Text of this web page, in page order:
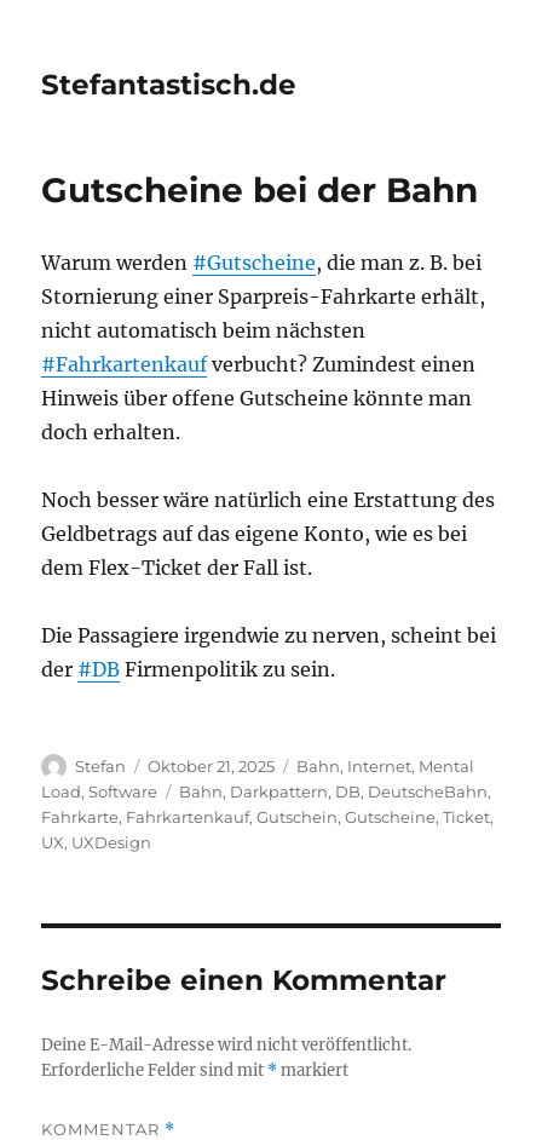
Stefantastisch.de
Gutscheine bei der Bahn
Warum werden #Gutscheine, die man z. B. bei
Stornierung einer Sparpreis-Fahrkarte erhält,
nicht automatisch beim nächsten
#Fahrkartenkaufverbucht? Zumindest einen
Hinweis über offene Gutscheine könnte man
doch erhalten.
Noch besser wäre natürlich eine Erstattung des
Geldbetrags auf das eigene Konto, wie es bei
dem Flex-Ticket der Fall ist.
Die Passagiere irgendwie zu nerven, scheint bei
der #DB Firmenpolitik zu sein.
Autor
Stefan
Veröffentlicht
am
Oktober 21, 2025 Kategorien
Bahn, Internet, Mental
Load,Software Schlagwörter
Bahn, Darkpattern, DB, DeutscheBahn,
Fahrkarte, Fahrkartenkauf,Gutschein,Gutscheine,Ticket,
UX, UXDesign
Schreibe einen Kommentar
Deine E-Mail-Adresse wird nicht veröffentlicht.
Erforderliche Felder sind mit *markiert
KOMMENTAR *